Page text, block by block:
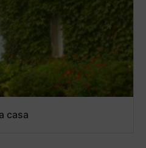
casa